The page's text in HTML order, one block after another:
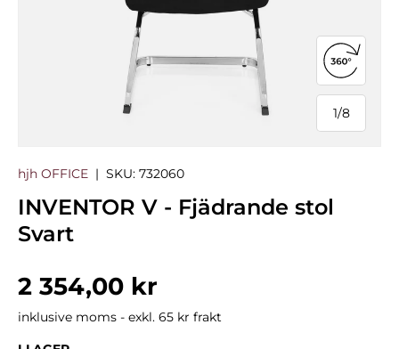
1/
från
8
Öppna
hjh OFFICE | SKU: 732060
INVENTOR V - Fjädrande stol
Svart
Normalpris
2 354,00 kr
inklusive moms - exkl. 65 kr frakt